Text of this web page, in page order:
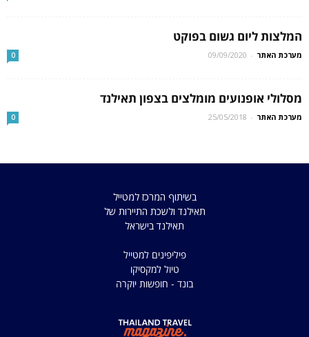
המלצות ליום גשום בפוקט
מערכת האתר -
09/09/2020
0
מסלולי אופנועים מומלצים בצפון תאילנד
מערכת האתר -
25/05/2018
0
בשיתוף המרכז למטייל
תאילנד ולשכת התיירות של
תאילנד בישראל
פיליפינים למטייל
טיול למקסיקו
בונד - חופשות יוקרה